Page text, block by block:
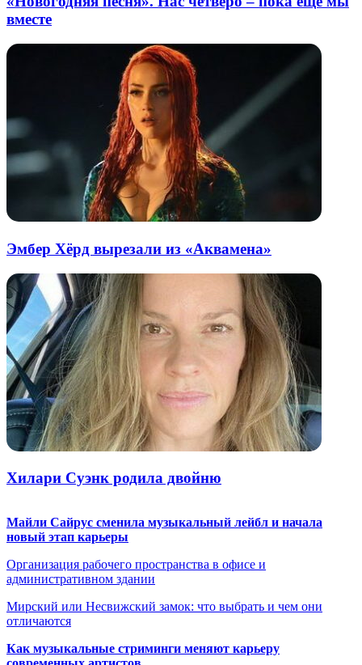
вместе
Эмбер Хёрд вырезали из «Аквамена»
Хилари Cуэнк родила двойню
Майли Сайрус сменила музыкальный лейбл и начала
новый этап карьеры
Организация рабочего пространства в офисе и
административном здании
Мирский или Несвижский замок: что выбрать и чем они
отличаются
Как музыкальные стриминги меняют карьеру